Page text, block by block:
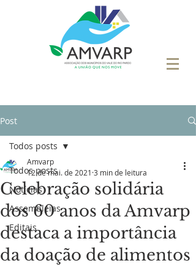
Post
Todos posts
Notícias
Assembleias
Editais
Todos posts
Celebração solidária
dos 60 anos da Amvarp
destaca a importância
da doação de alimentos
Amvarp
12 de mai. de 2021 3 min de leitura